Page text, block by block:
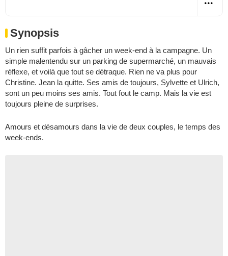
Synopsis
Un rien suffit parfois à gâcher un week-end à la campagne. Un
simple malentendu sur un parking de supermarché, un mauvais
réflexe, et voilà que tout se détraque. Rien ne va plus pour
Christine. Jean la quitte. Ses amis de toujours, Sylvette et Ulrich,
sont un peu moins ses amis. Tout fout le camp. Mais la vie est
toujours pleine de surprises.
Amours et désamours dans la vie de deux couples, le temps des
week-ends.